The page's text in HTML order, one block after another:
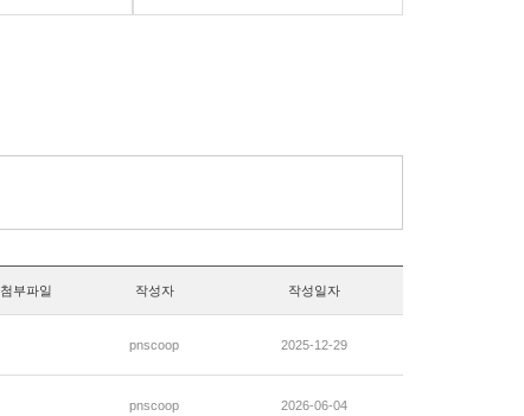
첨부파일 작성자 작성일자
pnscoop 2025-12-29
pnscoop 2026-06-04